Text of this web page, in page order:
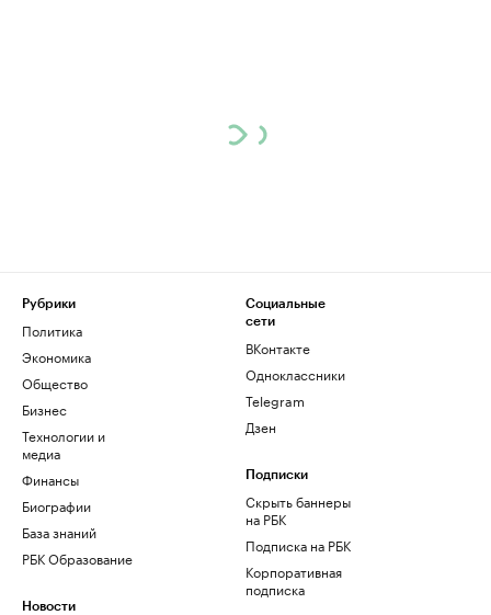
Рубрики
Политика
Экономика
Общество
Бизнес
Технологии и
медиа
Финансы
Биографии
База знаний
РБК Образование
Новости
Социальные
сети
ВКонтакте
Одноклассники
Telegram
Дзен
Подписки
Скрыть баннеры
на РБК
Подписка на РБК
Корпоративная
подписка